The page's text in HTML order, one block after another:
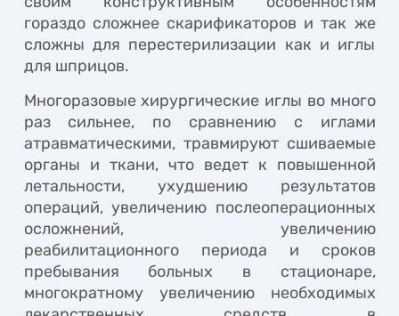
гораздо сложнее скарификаторов и так же
сложны для перестерилизации как и иглы
для шприцов.
Многоразовые хирургические иглы во много
раз сильнее, по сравнению с иглами
атравматическими, травмируют сшиваемые
органы и ткани, что ведет к повышенной
летальности, ухудшению результатов
операций, увеличению послеоперационных
осложнений, увеличению
реабилитационного периода и сроков
пребывания больных в стационаре,
многократному увеличению необходимых